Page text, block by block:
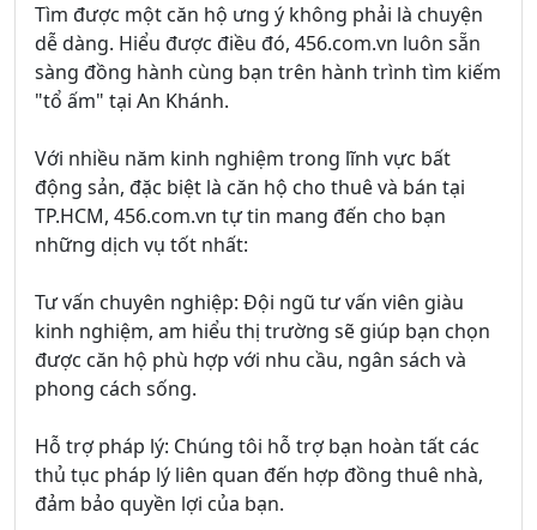
Tìm được một căn hộ ưng ý không phải là chuyện
dễ dàng. Hiểu được điều đó, 456.com.vn luôn sẵn
sàng đồng hành cùng bạn trên hành trình tìm kiếm
"tổ ấm" tại An Khánh.
Với nhiều năm kinh nghiệm trong lĩnh vực bất
động sản, đặc biệt là căn hộ cho thuê và bán tại
TP.HCM, 456.com.vn tự tin mang đến cho bạn
những dịch vụ tốt nhất:
Tư vấn chuyên nghiệp: Đội ngũ tư vấn viên giàu
kinh nghiệm, am hiểu thị trường sẽ giúp bạn chọn
được căn hộ phù hợp với nhu cầu, ngân sách và
phong cách sống.
Hỗ trợ pháp lý: Chúng tôi hỗ trợ bạn hoàn tất các
thủ tục pháp lý liên quan đến hợp đồng thuê nhà,
đảm bảo quyền lợi của bạn.